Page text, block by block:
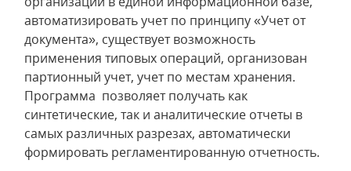
автоматизировать учет по принципу «Учет от
документа», существует возможность
применения типовых операций, организован
партионный учет, учет по местам хранения.
Программа позволяет получать как
синтетические, так и аналитические отчеты в
самых различных разрезах, автоматически
формировать регламентированную отчетность.